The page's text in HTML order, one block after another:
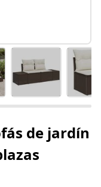
de jardín